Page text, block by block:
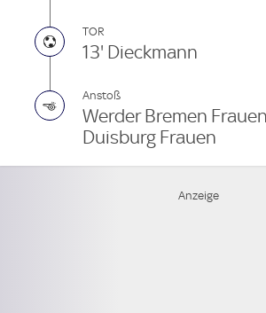
TOR
13' Dieckmann
Anstoß
Werder Bremen
Duisburg Frauen